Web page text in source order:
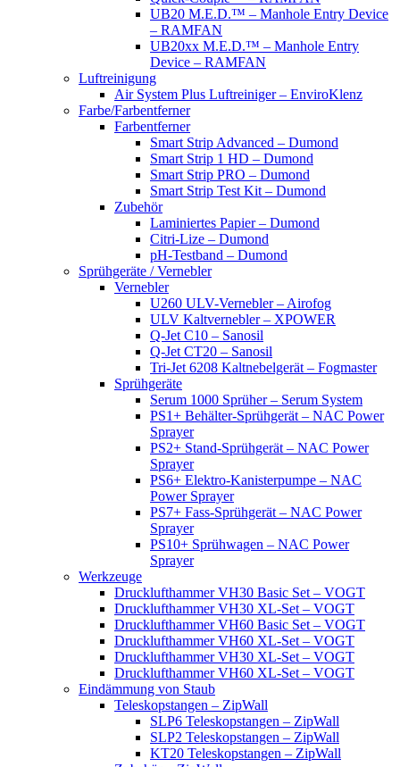
UB20 M.E.D.™ – Manhole Entry Device
– RAMFAN
UB20xx M.E.D.™ – Manhole Entry
Device – RAMFAN
Luftreinigung
Air System Plus Luftreiniger – EnviroKlenz
Farbe/Farbentferner
Farbentferner
Smart Strip Advanced – Dumond
Smart Strip 1 HD – Dumond
Smart Strip PRO – Dumond
Smart Strip Test Kit – Dumond
Zubehör
Laminiertes Papier – Dumond
Citri-Lize – Dumond
pH-Testband – Dumond
Sprühgeräte / Vernebler
Vernebler
U260 ULV-Vernebler – Airofog
ULV Kaltvernebler – XPOWER
Q-Jet C10 – Sanosil
Q-Jet CT20 – Sanosil
Tri-Jet 6208 Kaltnebelgerät – Fogmaster
Sprühgeräte
Serum 1000 Sprüher – Serum System
PS1+ Behälter-Sprühgerät – NAC Power
Sprayer
PS2+ Stand-Sprühgerät – NAC Power
Sprayer
PS6+ Elektro-Kanisterpumpe – NAC
Power Sprayer
PS7+ Fass-Sprühgerät – NAC Power
Sprayer
PS10+ Sprühwagen – NAC Power
Sprayer
Werkzeuge
Drucklufthammer VH30 Basic Set – VOGT
Drucklufthammer VH30 XL-Set – VOGT
Drucklufthammer VH60 Basic Set – VOGT
Drucklufthammer VH60 XL-Set – VOGT
Drucklufthammer VH30 XL-Set – VOGT
Drucklufthammer VH60 XL-Set – VOGT
Eindämmung von Staub
Teleskopstangen – ZipWall
SLP6 Teleskopstangen – ZipWall
SLP2 Teleskopstangen – ZipWall
KT20 Teleskopstangen – ZipWall